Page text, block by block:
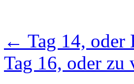
← Tag 14, oder
Tag 16, oder zu